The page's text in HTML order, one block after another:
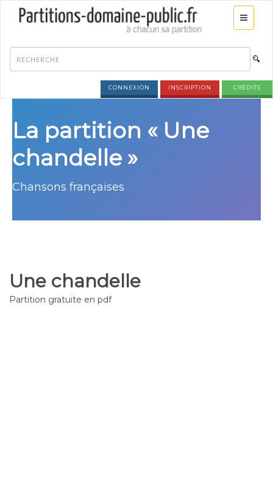
CONNEXION INSCRIPTION CRÉDITS
La partition « Une
chandelle »
Chansons françaises
Une chandelle
Partition gratuite en pdf